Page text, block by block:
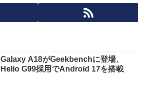
Galaxy A18がGeekbenchに登場、
Helio G99採用でAndroid 17を搭載